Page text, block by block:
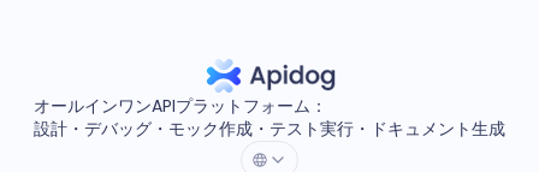
オールインワンAPIプラットフォーム：
設計・デバッグ・モック作成・テスト実行・ドキュメント生成